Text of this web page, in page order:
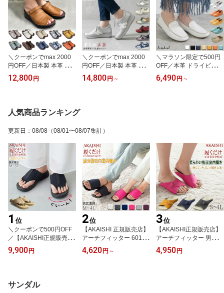
＼クーポンでmax 2000
円OFF／日本製 本革 ス
ポーツナイン 2WAY サボ
風サンダル インコルジェ
レディース ストラップ
レザー 甲高 幅広 外反母
シューズ 幅広3E 痛くな
い 走れる SPORTS NINE
4039
12,800円
＼クーポンでmax 2000
円OFF／日本製 本革 ス
ニーカー VITANOVA ヴィ
タノーヴァ レディース
底 旅行 通勤 白 黒 履きや
すい 母の日 プレゼント 6
967
14,800円 ～
＼マラソン限定で500円
OFF／本革 ドライビング
シューズ ローファー モ
カシン スリッポン レデ
カジュアル To be continu
ed 70001
6,490円 ～
人気商品ランキング
更新日 ： 08/08 （08/01〜08/07集計）
1 位
＼クーポンで500円OFF
／【AKAISHI正規販売
店】AKAISHI アカイシ 1
70 5本指リリース リカバ
ーチサポート 外反母趾
偏平足 幅広 甲高 足裏サ
9,900円
2位
【AKAISHI 正規販売店】
アーチフィッター 601 A
KAISHI 室内履きスリッ
パ 健康サンダル ルーム
4,620円 ～
3位
【AKAISHI正規販売店】
アーチフィッター 男女兼
用 健康サンダル スリッ
パ 室内用 ルームシュー
4,950円
サンダル